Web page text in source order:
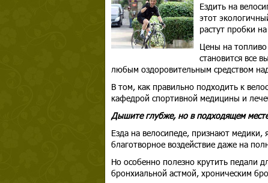
Ездить на
этот
растут пробки
Цены на топливо
становится все
любым оздоровительным средством
В том, как правильно подходить к
кафедрой спортивной медицины и
Дышите глубже, но в подходящем
Езда на велосипеде, признают медики,
благотворное воздействие даже на
Но особенно полезно крутить педали
бронхиальной астмой, хроническим